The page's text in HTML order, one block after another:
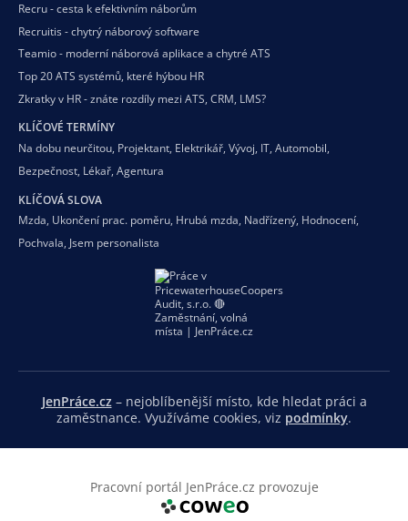
Recru - cesta k efektivním náborům
Recruitis - chytrý náborový software
Teamio - moderní náborová aplikace a chytré ATS
Top 20 ATS systémů, které hýbou HR
Zkratky v HR - znáte rozdíly mezi ATS, CRM, LMS?
KLÍČOVÉ TERMÍNY
Na dobu neurčitou, Projektant, Elektrikář, Vývoj, IT, Automobil,
Bezpečnost, Lékař, Agentura
KLÍČOVÁ SLOVA
Mzda, Ukončení prac. poměru, Hrubá mzda, Nadřízený, Hodnocení,
Pochvala, Jsem personalista
JenPráce.cz – nejoblíbenější místo, kde hledat práci a
zaměstnance. Využíváme cookies, viz podmínky.
Pracovní portál JenPráce.cz provozuje